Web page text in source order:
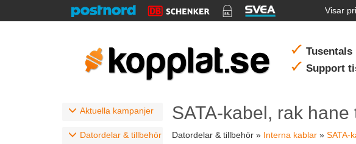
Visar
Tusentals
Support
Aktuella kampanjer
Datordelar & tillbehör
SATA-kabel, rak
Datordelar & tillbehör » Interna kablar » SATA-